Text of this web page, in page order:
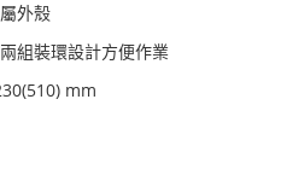
外殼
組裝環設計方便作業
mm